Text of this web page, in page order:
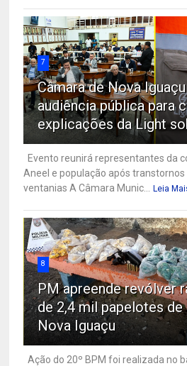
7
Câmara de Nova
audiência pública para
explicações da Light
Evento reunirá representantes da
Aneel e população após
ventanias A Câmara Munic...
Leia
8
PM apreende revólver
de 2,4 mil papelotes
Nova Iguaçu
Ação do 20º BPM foi realizada no